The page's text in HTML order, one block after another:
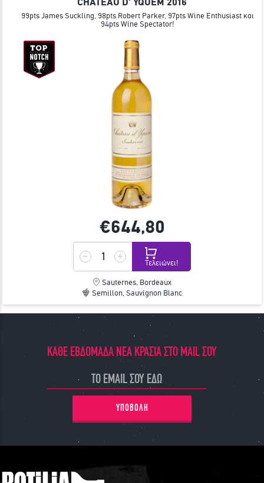
99pts James Suckling, 98pts Robert Parker, 97pts Wine Enthusiast και
94pts Wine Spectator!
€644,80
Τελειώνει!
Sauternes, Bordeaux
Semillon, Sauvignon Blanc
ΚΑΘΕ ΕΒΔΟΜΑΔΑ ΝΕΑ ΚΡΑΣΙΑ ΣΤΟ MAIL ΣΟΥ
ΥΠΟΒΟΛΗ